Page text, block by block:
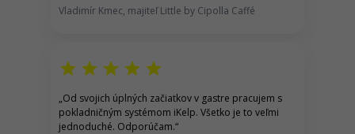
Vladimír Kmec, majiteľ Little by Cipolla Caffé
star star star star star
„Od svojich úplných začiatkov v gastre pracujem s
pokladničným systémom iKelp. Všetko je to veľmi
jednoduché. Odporúčam.“